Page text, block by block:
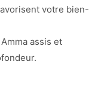
votre bien-
assis et